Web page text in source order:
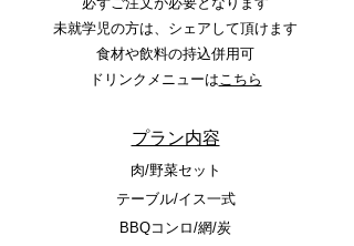
​未就学児の方は、シェアして頂けます
食材や飲料の持込併用可
​ドリンクメニューはこちら
プラン内容
肉/野菜セット
テーブル/イス一式
BBQコンロ/網/炭